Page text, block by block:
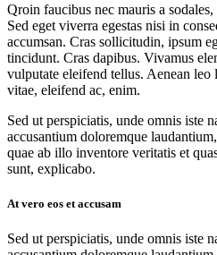
Qroin faucibus nec mauris a
Sed eget viverra egestas nisi in
accumsan. Cras sollicitudin, ipsum
tincidunt. Cras dapibus. Vivamus
vulputate eleifend tellus. Aenean
vitae, eleifend ac, enim.
Sed ut perspiciatis, unde omnis iste
accusantium doloremque
quae ab illo inventore veritatis et
sunt, explicabo.
At vero eos et accusam
Sed ut perspiciatis, unde omnis iste